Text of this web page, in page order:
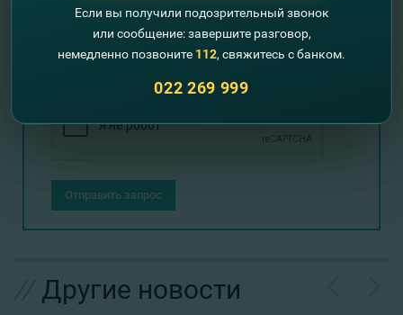
+373
Отправить запрос
Другие новости
Если вы получили подозрительный звонок
или сообщение: завершите разговор,
немедленно позвоните 112, свяжитесь с банком.
022 269 999